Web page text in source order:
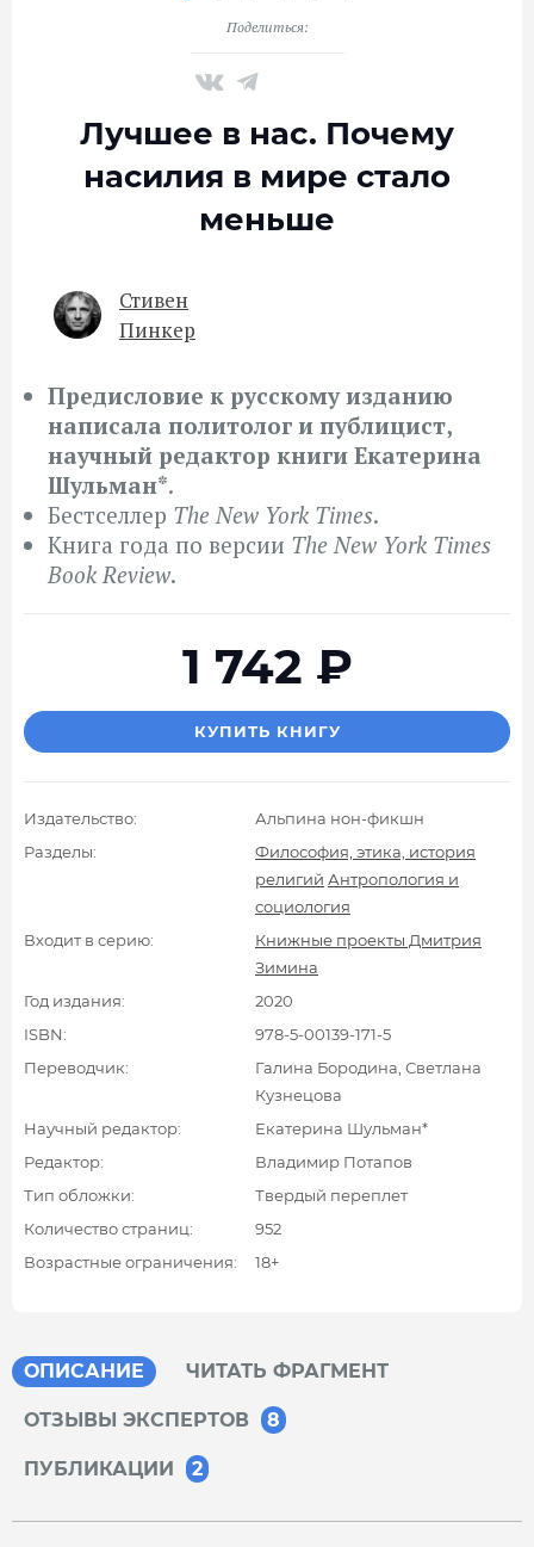
Поделиться:
Лучшее в нас. Почему
насилия в мире стало
меньше
Стивен
Пинкер
Предисловие к русскому изданию
написала политолог и публицист,
научный редактор книги Екатерина
Шульман*.
Бестселлер The New York Times.
Книга года по версии The New York Times
Book Review.
1 742 ₽
КУПИТЬ КНИГУ
Издательство:
Альпина нон-фикшн
Разделы:
Философия, этика, история
религий Антропология и
социология
Входит в серию:
Книжные проекты Дмитрия
Зимина
Год издания:
2020
ISBN:
978-5-00139-171-5
Переводчик:
Галина Бородина, Светлана
Кузнецова
Научный редактор:
Екатерина Шульман*
Редактор:
Владимир Потапов
Тип обложки:
Твердый переплет
Количество страниц:
952
Возрастные ограничения:
18+
ОПИСАНИЕ ЧИТАТЬ ФРАГМЕНТ
ОТЗЫВЫ ЭКСПЕРТОВ 8
ПУБЛИКАЦИИ 2